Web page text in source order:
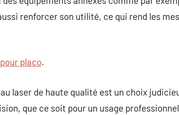
renforcer son utilité, ce qui rend les
placo.
laser de haute qualité est un choix
que ce soit pour un usage